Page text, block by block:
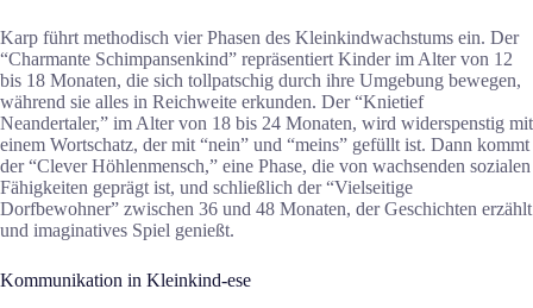
Karp führt methodisch vier Phasen des Kleinkindwachstums ein. Der
“Charmante Schimpansenkind” repräsentiert Kinder im Alter von 12
bis 18 Monaten, die sich tollpatschig durch ihre Umgebung bewegen,
während sie alles in Reichweite erkunden. Der “Knietief
Neandertaler,” im Alter von 18 bis 24 Monaten, wird widerspenstig mit
einem Wortschatz, der mit “nein” und “meins” gefüllt ist. Dann kommt
der “Clever Höhlenmensch,” eine Phase, die von wachsenden sozialen
Fähigkeiten geprägt ist, und schließlich der “Vielseitige
Dorfbewohner” zwischen 36 und 48 Monaten, der Geschichten erzählt
und imaginatives Spiel genießt.
Kommunikation in Kleinkind-ese